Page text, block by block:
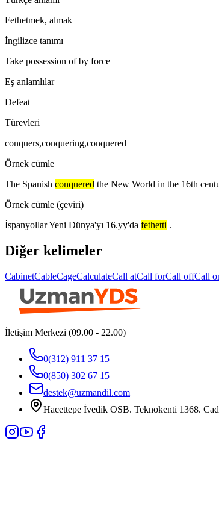
Fethetmek, almak
İngilizce tanımı
Take possession of by force
Eş anlamlılar
Defeat
Türevleri
conquers,conquering,conquered
Örnek cümle
The Spanish conquered the New World in the 16th
Örnek cümle (çeviri)
İspanyollar Yeni Dünya'yı 16.yy'da fethetti .
Diğer kelimeler
CabinetCableCageCalculateCall atCall forCall offCall
İletişim Merkezi (09.00 - 22.00)
0(312) 911 37 15
0(850) 302 67 15
destek@uzmandil.com
Hacettepe İvedik OSB. Teknokenti 1368.